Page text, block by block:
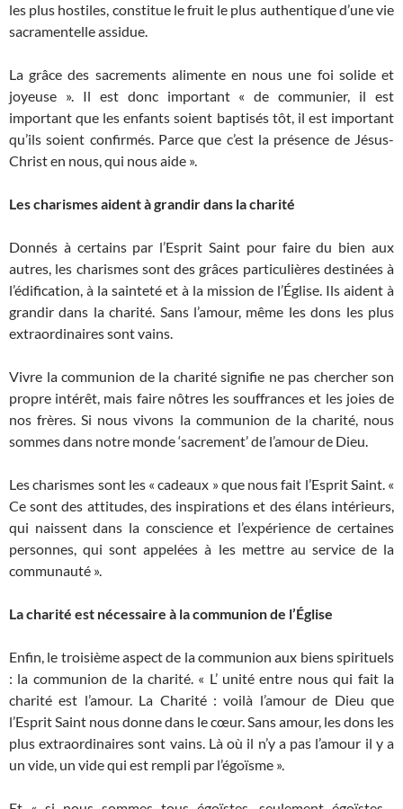
les plus hostiles, constitue le fruit le plus authentique d’une vie
sacramentelle assidue.
La grâce des sacrements alimente en nous une foi solide et
joyeuse ». Il est donc important « de communier, il est
important que les enfants soient baptisés tôt, il est important
qu’ils soient confirmés. Parce que c’est la présence de Jésus-
Christ en nous, qui nous aide ».
Les charismes aident à grandir dans la charité
Donnés à certains par l’Esprit Saint pour faire du bien aux
autres, les charismes sont des grâces particulières destinées à
l’édification, à la sainteté et à la mission de l’Église. Ils aident à
grandir dans la charité. Sans l’amour, même les dons les plus
extraordinaires sont vains.
Vivre la communion de la charité signifie ne pas chercher son
propre intérêt, mais faire nôtres les souffrances et les joies de
nos frères. Si nous vivons la communion de la charité, nous
sommes dans notre monde ‘sacrement’ de l’amour de Dieu.
Les charismes sont les « cadeaux » que nous fait l’Esprit Saint. «
Ce sont des attitudes, des inspirations et des élans intérieurs,
qui naissent dans la conscience et l’expérience de certaines
personnes, qui sont appelées à les mettre au service de la
communauté ».
La charité est nécessaire à la communion de l’Église
Enfin, le troisième aspect de la communion aux biens spirituels
: la communion de la charité. « L’ unité entre nous qui fait la
charité est l’amour. La Charité : voilà l’amour de Dieu que
l’Esprit Saint nous donne dans le cœur. Sans amour, les dons les
plus extraordinaires sont vains. Là où il n’y a pas l’amour il y a
un vide, un vide qui est rempli par l’égoïsme ».